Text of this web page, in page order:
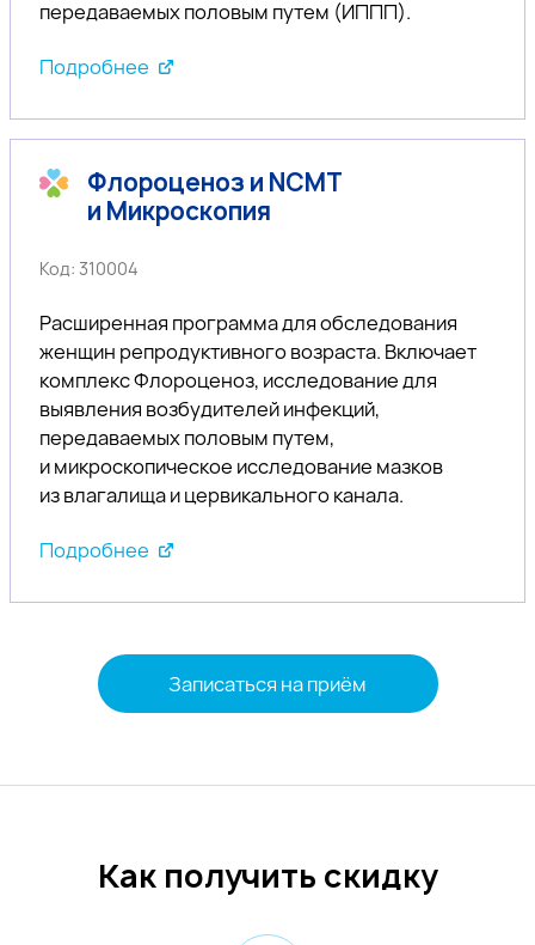
передаваемых половым путем (ИППП).
Подробнее
Флороценоз и NCMT
и Микроскопия
Код: 310004
Расширенная программа для обследования
женщин репродуктивного возраста. Включает
комплекс Флороценоз, исследование для
выявления возбудителей инфекций,
передаваемых половым путем,
и микроскопическое исследование мазков
из влагалища и цервикального канала.
Подробнее
Записаться на приём
Как получить скидку